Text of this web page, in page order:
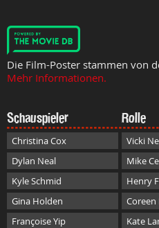
Die Film-Poster stammen von
Mehr Informationen.
Schauspieler Rolle
Christina Cox Vicki
Dylan Neal
Mike
Kyle Schmid
Henry
Gina Holden
Coreen
Françoise Yip
Kate